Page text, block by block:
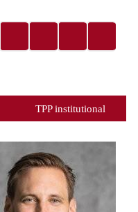
TPP institutional